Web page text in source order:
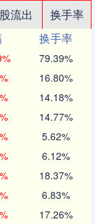
流出
换手率
换手率
79.39%
16.80%
14.18%
14.77%
5.62%
6.12%
18.37%
6.83%
17.26%